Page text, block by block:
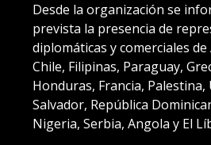
Desde la organización se
prevista la presencia de
diplomáticas y comerciales
Chile, Filipinas, Paraguay,
Honduras, Francia, Palestina,
Salvador, República
Nigeria, Serbia, Angola y El